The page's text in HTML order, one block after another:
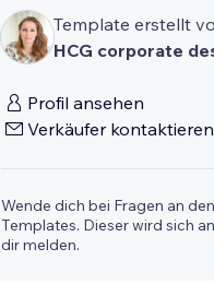
Template erstellt
HCG corporate
Profil ansehen
Verkäufer kontaktieren
Wende dich bei Fragen an
Templates. Dieser wird sich
dir melden.